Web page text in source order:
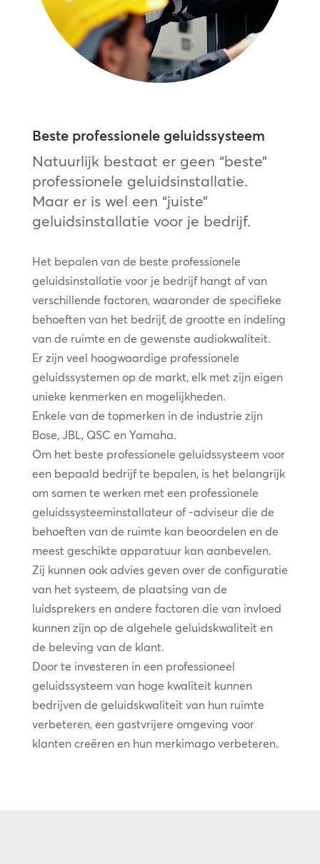
Beste professionele geluidssysteem
Natuurlijk bestaat er geen “beste”
professionele geluidsinstallatie.
Maar er is wel een “juiste”
geluidsinstallatie voor je bedrijf.
Het bepalen van de beste professionele
geluidsinstallatie voor je bedrijf hangt af van
verschillende factoren, waaronder de specifieke
behoeften van het bedrijf, de grootte en indeling
van de ruimte en de gewenste audiokwaliteit.
Er zijn veel hoogwaardige professionele
geluidssystemen op de markt, elk met zijn eigen
unieke kenmerken en mogelijkheden.
Enkele van de topmerken in de industrie zijn
Bose, JBL, QSC en Yamaha.
Om het beste professionele geluidssysteem voor
een bepaald bedrijf te bepalen, is het belangrijk
om samen te werken met een professionele
geluidssysteeminstallateur of -adviseur die de
behoeften van de ruimte kan beoordelen en de
meest geschikte apparatuur kan aanbevelen.
Zij kunnen ook advies geven over de configuratie
van het systeem, de plaatsing van de
luidsprekers en andere factoren die van invloed
kunnen zijn op de algehele geluidskwaliteit en
de beleving van de klant.
Door te investeren in een professioneel
geluidssysteem van hoge kwaliteit kunnen
bedrijven de geluidskwaliteit van hun ruimte
verbeteren, een gastvrijere omgeving voor
klanten creëren en hun merkimago verbeteren.